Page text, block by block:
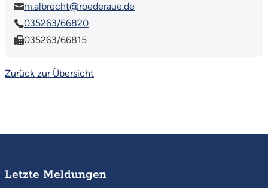
m.albrecht@roederaue.de
035263/66820
035263/66815
Zurück zur Übersicht
Letzte Meldungen